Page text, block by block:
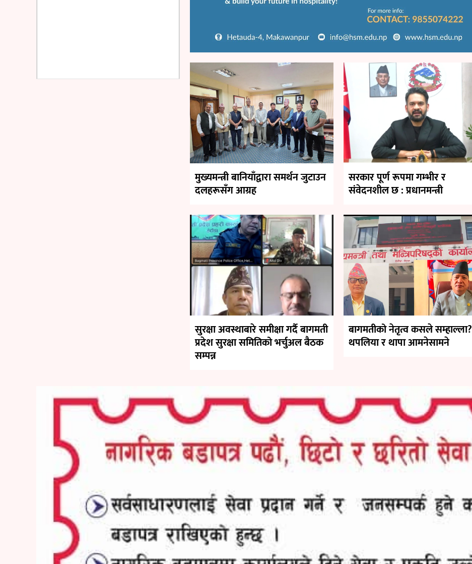
मुख्यमन्त्री बानियाँद्वारा समर्थन जुटाउन
दलहरूसँग आग्रह
सुरक्षा अवस्थाबारे समीक्षा गर्दै बागमती
प्रदेश सुरक्षा समितिको भर्चुअल बैठक
सम्पन्न
सरकार पूर्ण रूपमा गम्भीर र
संवेदनशील छ : प्रधानमन्त्री
बागमतीको नेतृत्व कसले सम्हाल्ला?
थपलिया र थापा आमनेसामने